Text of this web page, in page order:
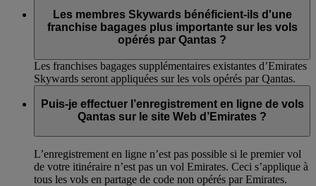
Les membres Skywards bénéficient-ils d'une
franchise bagages plus importante sur les vols
opérés par Qantas ?
Les franchises bagages supplémentaires existantes d’Emirates
Skywards seront appliquées sur les vols opérés par Qantas.
Puis-je effectuer l’enregistrement en ligne de vols
Qantas sur le site Web d’Emirates ?
L’enregistrement en ligne n’est pas possible si le premier vol
de votre itinéraire n’est pas un vol Emirates. Ceci s’applique à
tous les vols en partage de code non opérés par Emirates.